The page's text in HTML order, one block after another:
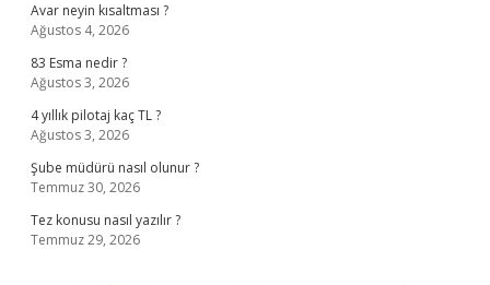
Avar neyin kısaltması ?
Ağustos 4, 2026
83 Esma nedir ?
Ağustos 3, 2026
4 yıllık pilotaj kaç TL ?
Ağustos 3, 2026
Şube müdürü nasıl olunur ?
Temmuz 30, 2026
Tez konusu nasıl yazılır ?
Temmuz 29, 2026